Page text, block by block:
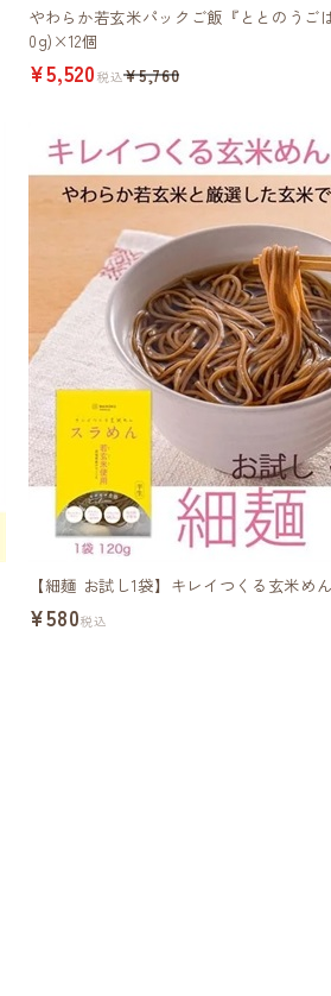
やわらか若玄米パックご飯『ととのうご
0g)×12個
¥5,520 税込¥5,760
【細麺 お試し1袋】キレイつくる玄米め
¥580税込